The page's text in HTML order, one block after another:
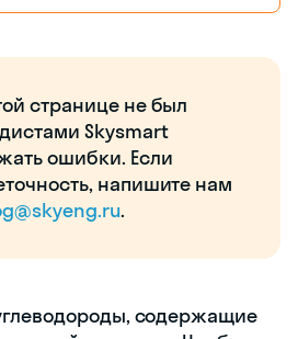
странице не был
Skysmart
ошибки. Если
напишите нам
.
содержащие